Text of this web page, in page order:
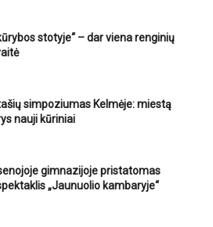
stotyje“ – dar viena renginių
simpoziumas Kelmėje: miestą
nauji kūriniai
gimnazijoje pristatomas
„Jaunuolio kambaryje“